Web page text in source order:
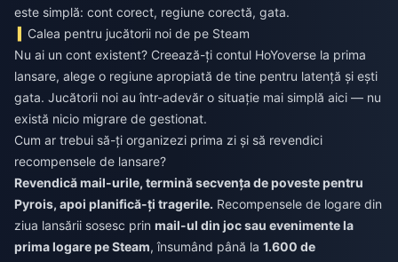
este simplă: cont corect, regiune corectă, gata.
Calea pentru jucătorii noi de pe Steam
Nu ai un cont existent? Creează-ți contul HoYoverse la prima
lansare, alege o regiune apropiată de tine pentru latență și ești
gata. Jucătorii noi au într-adevăr o situație mai simplă aici — nu
există nicio migrare de gestionat.
Cum ar trebui să-ți organizezi prima zi și să revendici
recompensele de lansare?
Revendică mail-urile, termină secvența de poveste pentru
Pyrois, apoi planifică-ți tragerile. Recompensele de logare din
ziua lansării sosesc prin mail-ul din joc sau evenimente la
prima logare pe Steam, însumând până la 1.600 de